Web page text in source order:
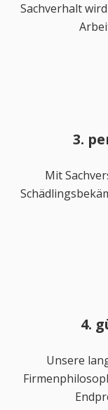
Sachverhalt
3.
Mit
4.
Unsere